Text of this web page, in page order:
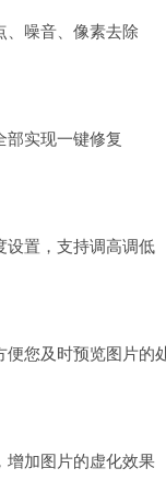
、噪音、像素去除
部实现一键修复
设置，支持调高调低
便您及时预览图片的
增加图片的虚化效果